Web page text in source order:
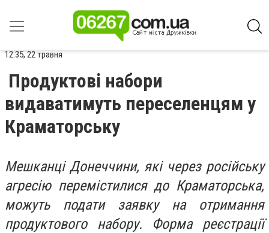
12:35, 22 травня
Продуктові набори
видаватимуть переселенцям у
Краматорську
Мешканці Донеччини, які через російську
агресію перемістилися до Краматорська,
можуть подати заявку на отримання
продуктового набору. Форма реєстрації